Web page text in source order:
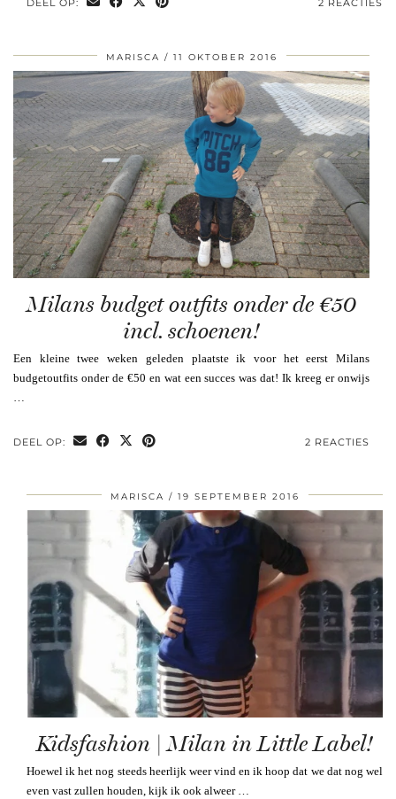
DEEL OP: 2 REACTIES
MARISCA 11 OKTOBER 2016
Milans budget outfits onder de €50
incl. schoenen!
Een kleine twee weken geleden plaatste ik voor het eerst Milans
budgetoutfits onder de €50 en wat een succes was dat! Ik kreeg er onwijs
DEEL OP: 2 REACTIES
MARISCA 19 SEPTEMBER 2016
Kidsfashion | Milan in Little Label!
Hoewel ik het nog steeds heerlijk weer vind en ik hoop dat we dat nog wel
even vast zullen houden, kijk ik ook alweer …